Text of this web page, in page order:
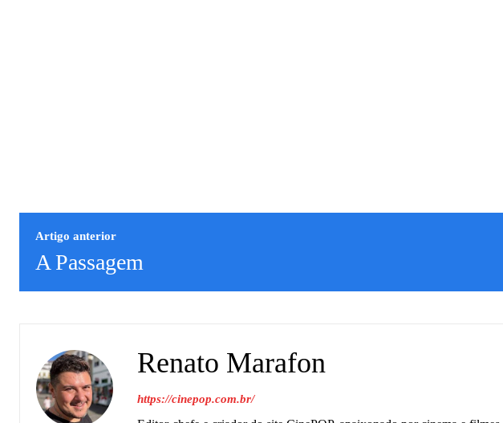
Artigo anterior
A Passagem
Renato Marafon
https://cinepop.com.br/